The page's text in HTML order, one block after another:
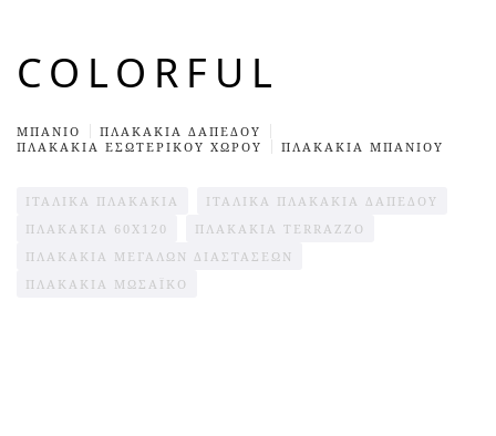
COLORFUL
ΜΠΆΝΙΟ
ΠΛΑΚΆΚΙΑ ΔΑΠΈΔΟΥ
ΠΛΑΚΑΚΙΑ ΕΣΩΤΕΡΙΚΟΎ ΧΩΡΟΥ
ΠΛΑΚΑΚΙΑ ΜΠΑΝΙΟΥ
ΙΤΑΛΙΚΆ ΠΛΑΚΆΚΙΑ
ΙΤΑΛΙΚΆ ΠΛΑΚΆΚΙΑ ΔΑΠΈΔΟΥ
ΠΛΑΚΆΚΙΑ 60X120
ΠΛΑΚΆΚΙΑ TERRAZZO
ΠΛΑΚΆΚΙΑ ΜΕΓΆΛΩΝ ΔΙΑΣΤΆΣΕΩΝ
ΠΛΑΚΆΚΙΑ ΜΩΣΑΪΚΌ